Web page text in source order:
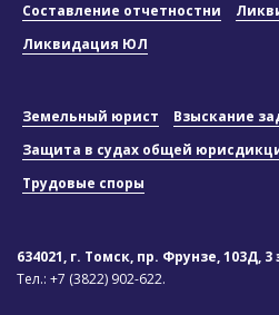
Составление отчетностни
Ликвидация ЮЛ
Земельный юрист
Взыскание
Защита в судах общей
Трудовые споры
634021, г. Томск, пр. Фрунзе, 103Д, 3
Тел.: +7 (3822) 902-622.